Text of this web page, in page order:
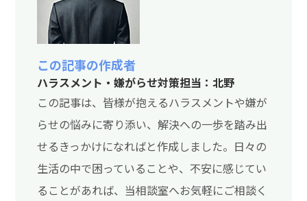
この記事の作成者
ハラスメント・嫌がらせ対策担当：北野
この記事は、皆様が抱えるハラスメントや嫌が
らせの悩みに寄り添い、解決への一歩を踏み出
せるきっかけになればと作成しました。日々の
生活の中で困っていることや、不安に感じてい
ることがあれば、当相談室へお気軽にご相談く